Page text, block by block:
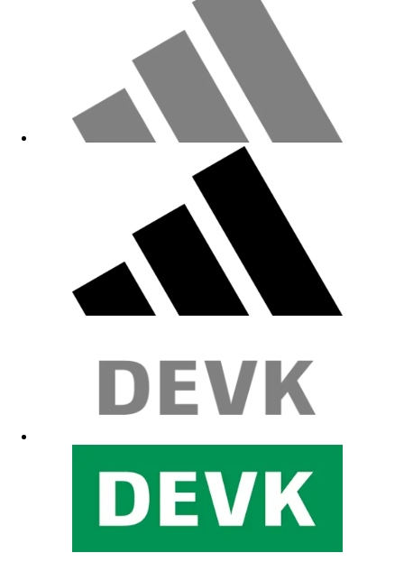
15.12.2025